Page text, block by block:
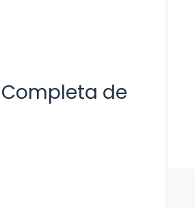
de